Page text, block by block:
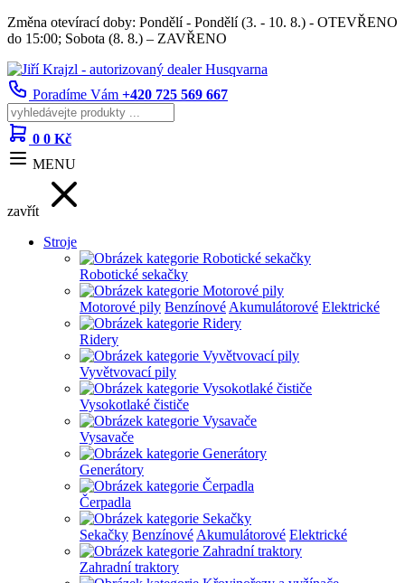
Změna otevírací doby: Pondělí - Pondělí (3. - 10. 8.) - OTEVŘENO
do 15:00; Sobota (8. 8.) – ZAVŘENO
Poradíme Vám +420 725 569 667
0 0 Kč
MENU
zavřít
Stroje
Robotické sekačky
Motorové pily Benzínové Akumulátorové Elektrické
Ridery
Vyvětvovací pily
Vysokotlaké čističe
Vysavače
Generátory
Čerpadla
Sekačky Benzínové Akumulátorové Elektrické
Zahradní traktory